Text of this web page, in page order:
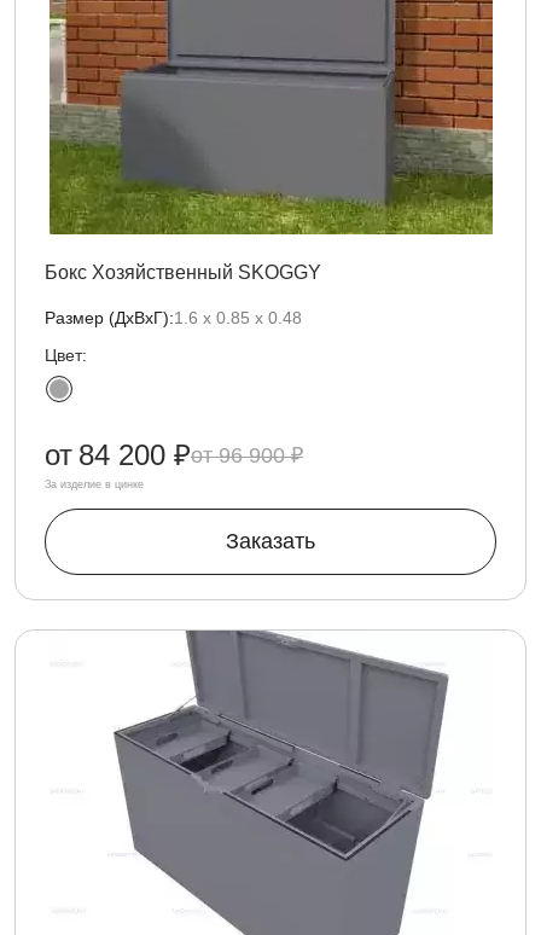
Бокс Хозяйственный SKOGGY
Размер (ДxВxГ):1.6 х 0.85 x 0.48
Цвет:
96 900 ₽
от 84 200 ₽
За изделие в цинке
Заказать